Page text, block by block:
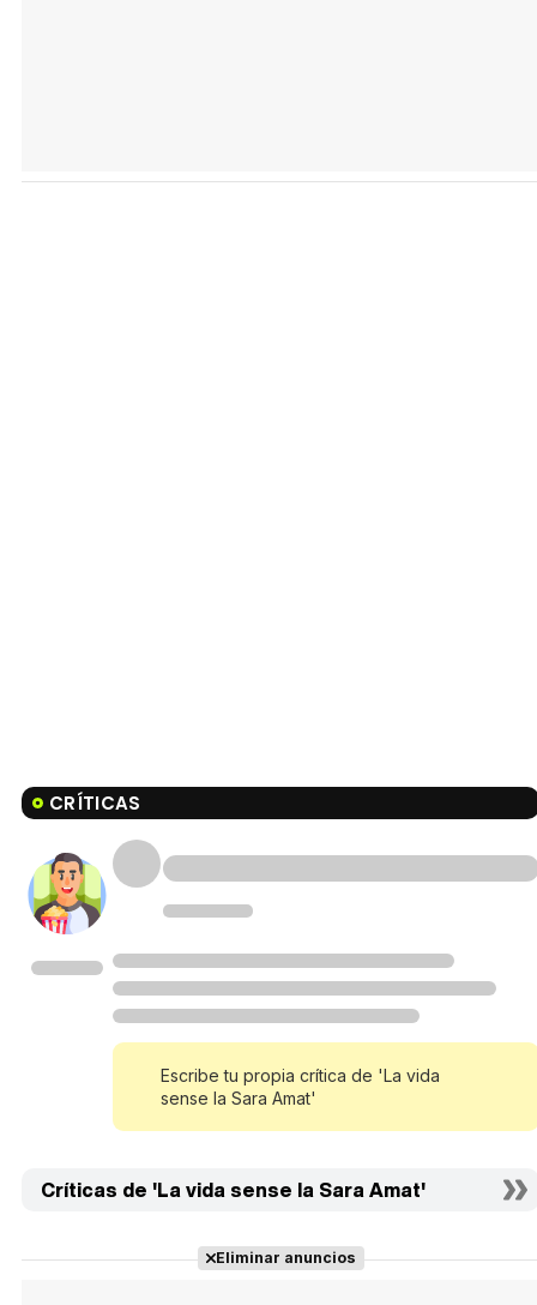
CRÍTICAS
Escribe tu propia crítica de 'La vida
sense la Sara Amat'
Críticas de 'La vida sense la Sara Amat'
Eliminar anuncios